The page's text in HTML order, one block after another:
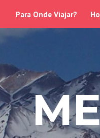
Para Onde Viajar?